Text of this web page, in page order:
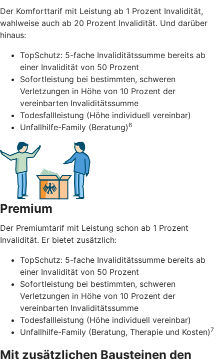
Der Komforttarif mit Leistung ab 1 Prozent Invalidität,
wahlweise auch ab 20 Prozent Invalidität. Und darüber
hinaus:
TopSchutz: 5-fache Invaliditätssumme bereits ab
einer Invalidität von 50 Prozent
Sofortleistung bei bestimmten, schweren
Verletzungen in Höhe von 10 Prozent der
vereinbarten Invaliditätssumme
Todesfallleistung (Höhe individuell vereinbar)
Unfallhilfe-Family (Beratung)6
Premium
Der Premiumtarif mit Leistung schon ab 1 Prozent
Invalidität. Er bietet zusätzlich:
TopSchutz: 5-fache Invaliditätssumme bereits ab
einer Invalidität von 50 Prozent
Sofortleistung bei bestimmten, schweren
Verletzungen in Höhe von 10 Prozent der
vereinbarten Invaliditätssumme
Todesfallleistung (Höhe individuell vereinbar)
Unfallhilfe-Family (Beratung, Therapie und Kosten)7
Mit zusätzlichen Bausteinen den